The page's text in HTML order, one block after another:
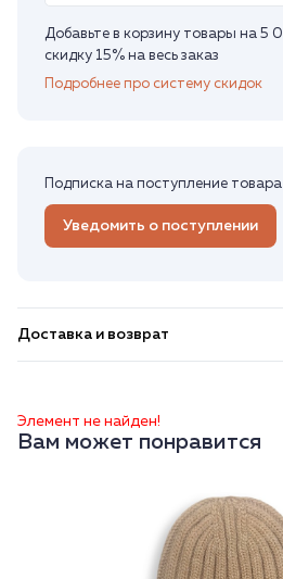
Добавьте в корзину товары на 5
скидку 15% на весь заказ
Подробнее про систему скидок
Подписка на поступление товара
Уведомить о поступлении
Доставка и возврат
Элемент не найден!
Вам может понравится